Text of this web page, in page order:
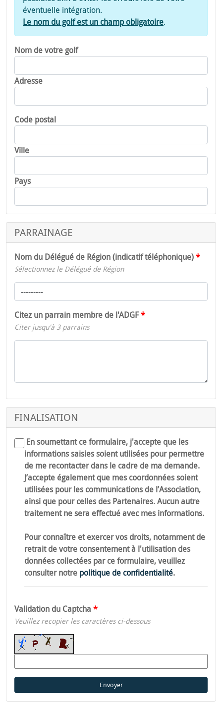
éventuelle intégration.
Le nom du golf est un champ obligatoire.
Nom de votre golf
Adresse
Code postal
Ville
Pays
PARRAINAGE
Nom du Délégué de Région (indicatif téléphonique)
Sélectionnez le Délégué de Région
Citez un parrain membre de l'ADGF
Citer jusqu'à 3 parrains
FINALISATION
En soumettant ce formulaire, j'accepte que les
informations saisies soient utilisées pour permettre
de me recontacter dans le cadre de ma demande.
J’accepte également que mes coordonnées soient
utilisées pour les communications de l’Association,
ainsi que pour celles des Partenaires. Aucun autre
traitement ne sera effectué avec mes informations.
Pour connaître et exercer vos droits, notamment de
retrait de votre consentement à l'utilisation des
données collectées par ce formulaire, veuillez
consulter notre politique de confidentialité.
Validation du Captcha
Veuillez recopier les caractères ci-dessous